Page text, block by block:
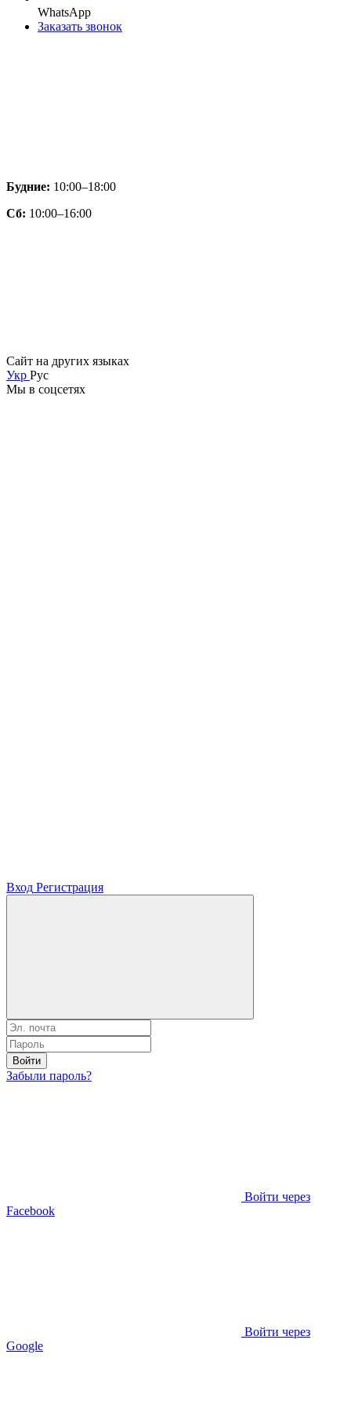
WhatsApp
Заказать звонок
Будние: 10:00–18:00
Сб: 10:00–16:00
Сайт на других языках
Укр Рус
Мы в соцсетях
Вход Регистрация
Войти
Забыли пароль?
Войти через
Facebook
Войти через
Google